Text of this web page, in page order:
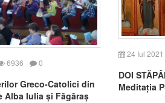
6936 0
Greco-Catolici din
Alba Iulia și Făgăraș
24 Iul 2021
DOI
Meditația